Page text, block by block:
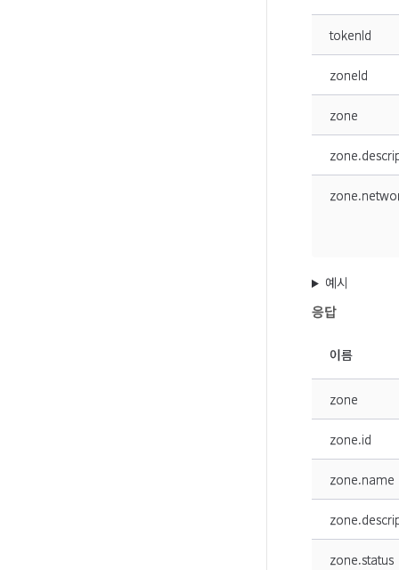
tokenId
zoneId
zone
예시
응답
이름
zone
zone.id
zone.name
zone.status